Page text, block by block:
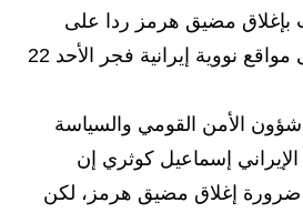
المرحلة الابتدائية
المرحلة الاعدادية
اسئلة وزارية
بإغلاق مضيق هرمز ردا على
القصف الأمريكي على مواقع نووية إيرانية فجر الأحد 22
الأمن القومي والسياسة
الإيراني إسماعيل كوثري إن
ضرورة إغلاق مضيق هرمز، لكن